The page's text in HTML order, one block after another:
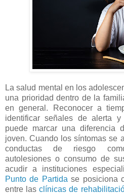
La salud mental en los
una prioridad dentro de la
en general. Reconocer a
identificar señales de alerta y
puede marcar una diferencia
joven. Cuando los síntomas se
conductas de riesgo
autolesiones o consumo de
acudir a instituciones
Punto de Partida se posiciona
entre lasclínicas de